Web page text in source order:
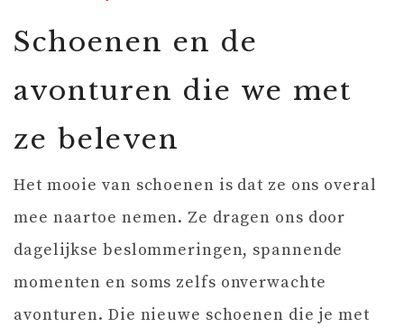
Schoenen en de
avonturen die we met
ze beleven
Het mooie van schoenen is dat ze ons overal
mee naartoe nemen. Ze dragen ons door
dagelijkse beslommeringen, spannende
momenten en soms zelfs onverwachte
avonturen. Die nieuwe schoenen die je met